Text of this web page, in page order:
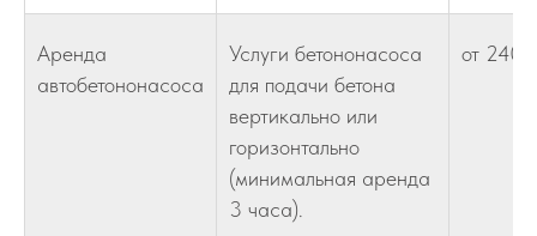
Аренда
автобетононасоса
Услуги бетононасоса
для подачи бетона
вертикально или
горизонтально
(минимальная аренда
3 часа).
от 240